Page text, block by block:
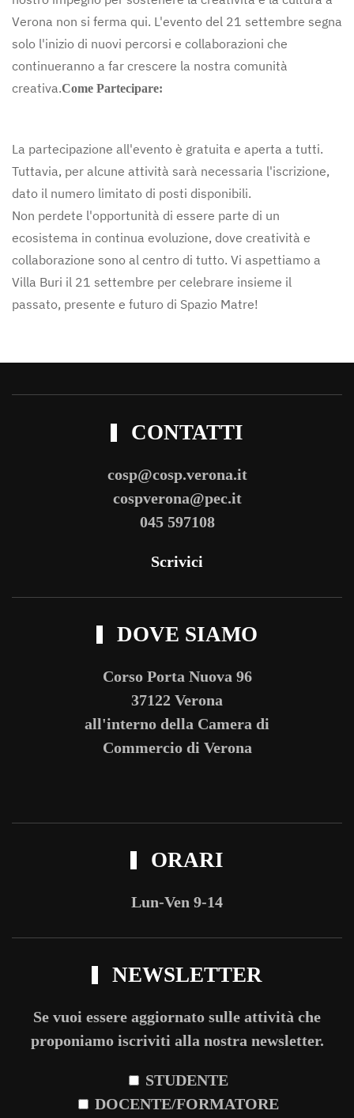
Verona non si ferma qui. L'evento del 21 settembre segna
solo l'inizio di nuovi percorsi e collaborazioni che
continueranno a far crescere la nostra comunità
creativa.Come Partecipare:
La partecipazione all'evento è gratuita e aperta a tutti.
Tuttavia, per alcune attività sarà necessaria l'iscrizione,
dato il numero limitato di posti disponibili.
Non perdete l'opportunità di essere parte di un
ecosistema in continua evoluzione, dove creatività e
collaborazione sono al centro di tutto. Vi aspettiamo a
Villa Buri il 21 settembre per celebrare insieme il
passato, presente e futuro di Spazio Matre!
CONTATTI
cosp@cosp.verona.it
cospverona@pec.it
045 597108
Scrivici
DOVE SIAMO
Corso Porta Nuova 96
37122 Verona
all'interno della Camera di
Commercio di Verona
ORARI
Lun-Ven 9-14
NEWSLETTER
Se vuoi essere aggiornato sulle attività che
proponiamo iscriviti alla nostra newsletter.
STUDENTE
DOCENTE/FORMATORE